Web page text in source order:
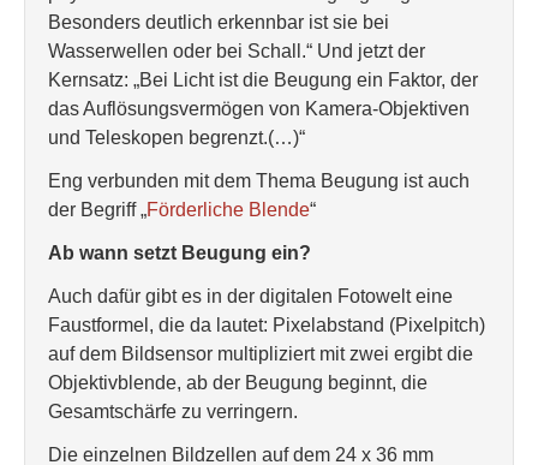
Besonders deutlich erkennbar ist sie bei
Wasserwellen oder bei Schall.“ Und jetzt der
Kernsatz: „Bei Licht ist die Beugung ein Faktor, der
das Auflösungsvermögen von Kamera-Objektiven
und Teleskopen begrenzt.(…)“
Eng verbunden mit dem Thema Beugung ist auch
der Begriff „Förderliche Blende“
Ab wann setzt Beugung ein?
Auch dafür gibt es in der digitalen Fotowelt eine
Faustformel, die da lautet: Pixelabstand (Pixelpitch)
auf dem Bildsensor multipliziert mit zwei ergibt die
Objektivblende, ab der Beugung beginnt, die
Gesamtschärfe zu verringern.
Die einzelnen Bildzellen auf dem 24 x 36 mm